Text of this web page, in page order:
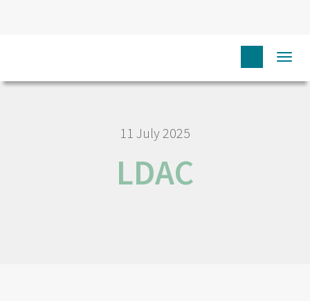
11 July 2025
LDAC